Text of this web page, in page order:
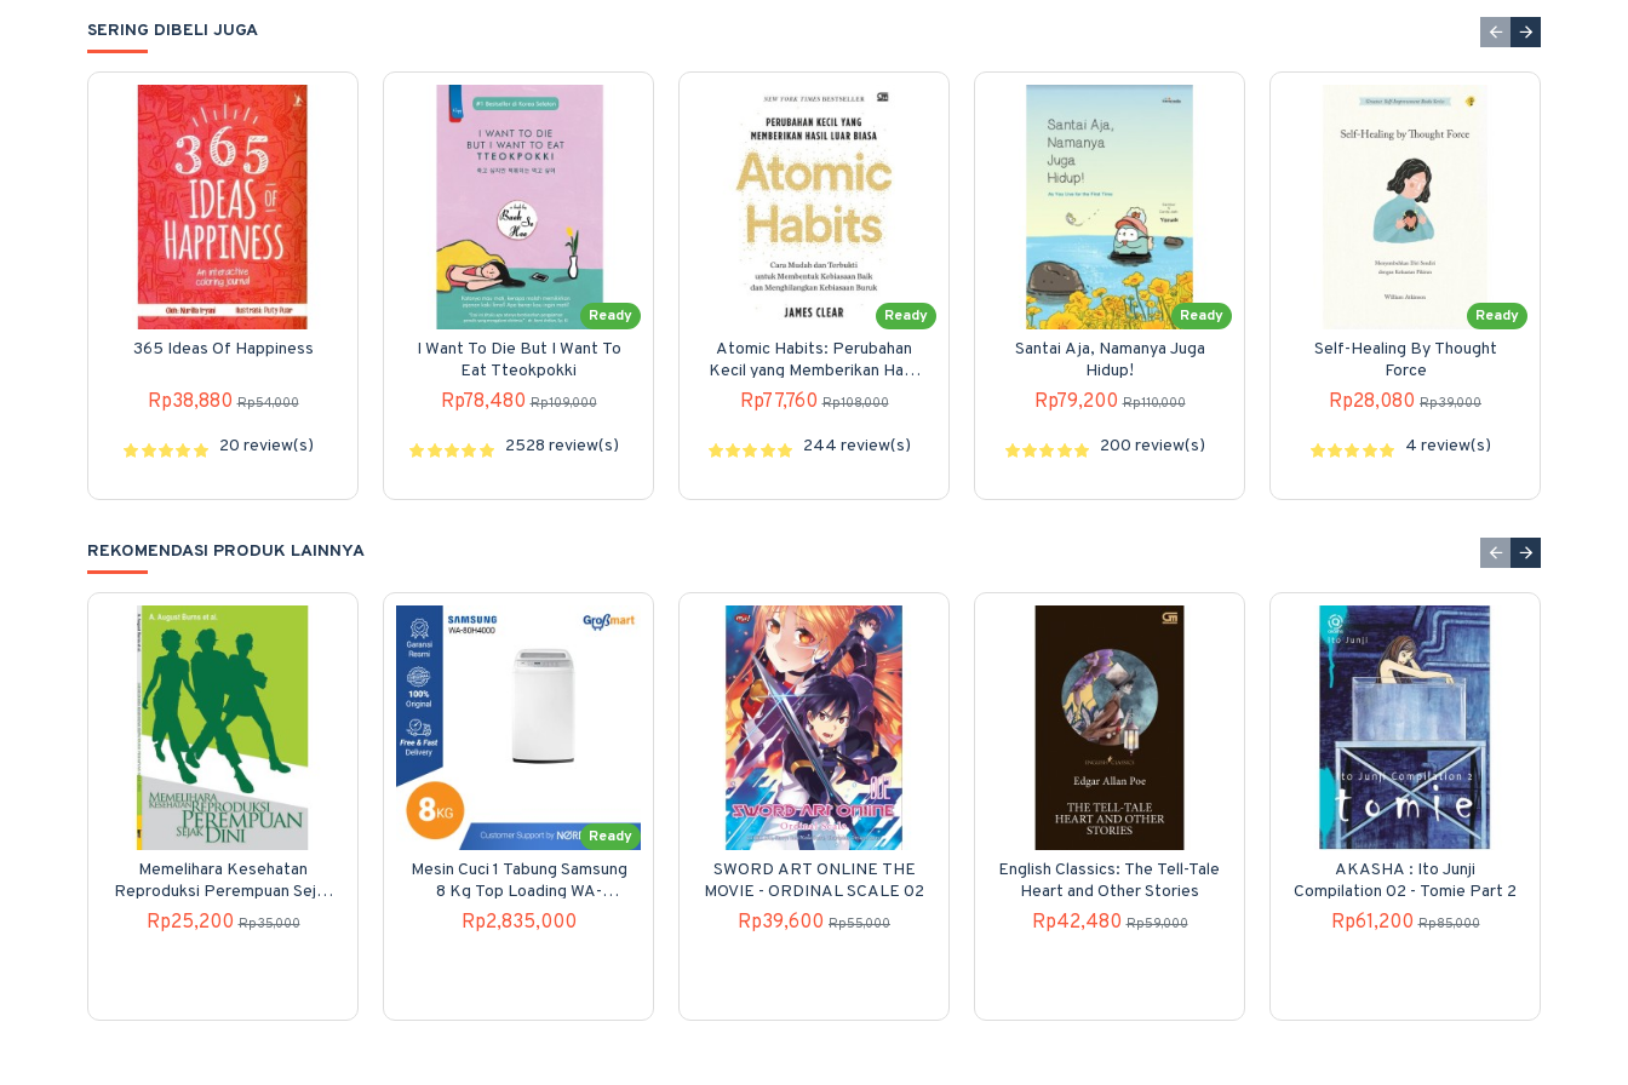
SERING DIBELI JUGA
365 Ideas Of Happiness
Rp38,880 Rp54,000
20 review(s)
Ready
I Want To Die But I Want To
Eat Tteokpokki
Rp78,480 Rp109,000
2528 review(s)
Ready
Atomic Habits: Perubahan
Kecil yang Memberikan Hasil
Luar Biasa
Rp77,760 Rp108,000
244 review(s)
Ready
Santai Aja, Namanya Juga
Hidup!
Rp79,200 Rp110,000
200 review(s)
Ready
Self-Healing By Thought
Force
Rp28,080 Rp39,000
4 review(s)
REKOMENDASI PRODUK LAINNYA
Memelihara Kesehatan
Reproduksi Perempuan Sejak
Dini
Rp25,200 Rp35,000
Ready
Mesin Cuci 1 Tabung Samsung
8 Kg Top Loading WA-
80H4000
Rp2,835,000
SWORD ART ONLINE THE
MOVIE - ORDINAL SCALE 02
Rp39,600 Rp55,000
English Classics: The Tell-Tale
Heart and Other Stories
Rp42,480 Rp59,000
AKASHA : Ito Junji
Compilation 02 - Tomie Part 2
Rp61,200 Rp85,000